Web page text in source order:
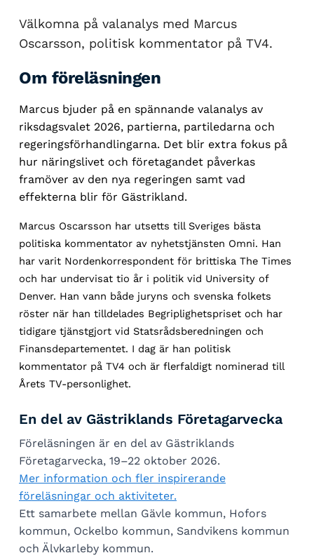
Välkomna på valanalys med Marcus
Oscarsson, politisk kommentator på TV4.
Om föreläsningen
Marcus bjuder på en spännande valanalys av
riksdagsvalet 2026, partierna, partiledarna och
regeringsförhandlingarna. Det blir extra fokus på
hur näringslivet och företagandet påverkas
framöver av den nya regeringen samt vad
effekterna blir för Gästrikland.
Marcus Oscarsson har utsetts till Sveriges bästa
politiska kommentator av nyhetstjänsten Omni. Han
har varit Nordenkorrespondent för brittiska The Times
och har undervisat tio år i politik vid University of
Denver. Han vann både juryns och svenska folkets
röster när han tilldelades Begriplighetspriset och har
tidigare tjänstgjort vid Statsrådsberedningen och
Finansdepartementet. I dag är han politisk
kommentator på TV4 och är flerfaldigt nominerad till
Årets TV-personlighet.
En del av Gästriklands Företagarvecka
Föreläsningen är en del av Gästriklands
Företagarvecka, 19–22 oktober 2026.
Mer information och fler inspirerande
föreläsningar och aktiviteter.
Ett samarbete mellan Gävle kommun, Hofors
kommun, Ockelbo kommun, Sandvikens kommun
och Älvkarleby kommun.